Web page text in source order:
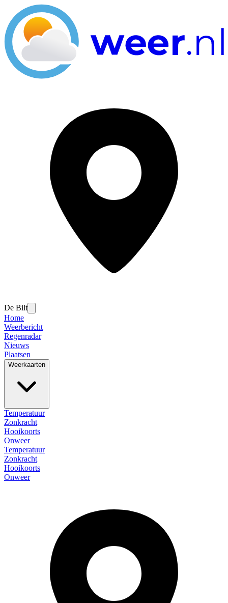
De Bilt
Home
Weerbericht
Regenradar
Nieuws
Plaatsen
Weerkaarten
Temperatuur
Zonkracht
Hooikoorts
Onweer
Temperatuur
Zonkracht
Hooikoorts
Onweer